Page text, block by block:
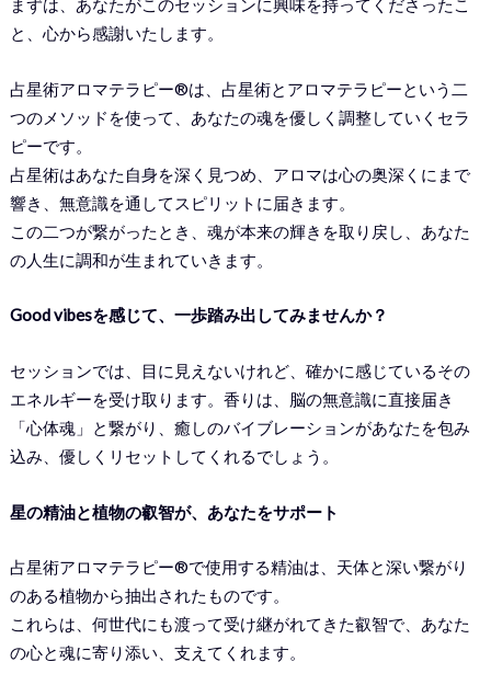
まずは、あなたがこのセッションに興味を持ってくださったこ
と、心から感謝いたします。
占星術アロマテラピー®︎は、占星術とアロマテラピーという二
つのメソッドを使って、あなたの魂を優しく調整していくセラ
ピーです。
占星術はあなた自身を深く見つめ、アロマは心の奥深くにまで
響き、無意識を通してスピリットに届きます。
この二つが繋がったとき、魂が本来の輝きを取り戻し、あなた
の人生に調和が生まれていきます。
Good vibesを感じて、一歩踏み出してみませんか？
セッションでは、目に見えないけれど、確かに感じているその
エネルギーを受け取ります。香りは、脳の無意識に直接届き
「心体魂」と繋がり、癒しのバイブレーションがあなたを包み
込み、優しくリセットしてくれるでしょう。
星の精油と植物の叡智が、あなたをサポート
占星術アロマテラピー®︎で使用する精油は、天体と深い繋がり
のある植物から抽出されたものです。
これらは、何世代にも渡って受け継がれてきた叡智で、あなた
の心と魂に寄り添い、支えてくれます。